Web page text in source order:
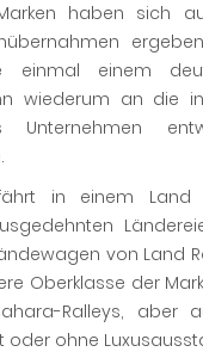
haben sich
einmal einem
wiederum an die
in einem Land
von Land
Oberklasse der
Ralleys, aber
ohne